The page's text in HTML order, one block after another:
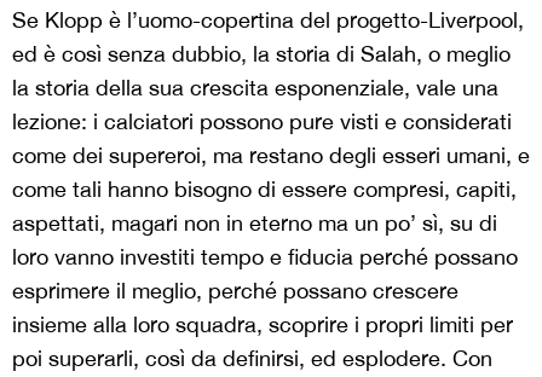
Se Klopp è l’uomo-copertina del progetto-Liverpool,
ed è così senza dubbio, la storia di Salah, o meglio
la storia della sua crescita esponenziale, vale una
lezione: i calciatori possono pure visti e considerati
come dei supereroi, ma restano degli esseri umani, e
come tali hanno bisogno di essere compresi, capiti,
aspettati, magari non in eterno ma un po’ sì, su di
loro vanno investiti tempo e fiducia perché possano
esprimere il meglio, perché possano crescere
insieme alla loro squadra, scoprire i propri limiti per
poi superarli, così da definirsi, ed esplodere. Con